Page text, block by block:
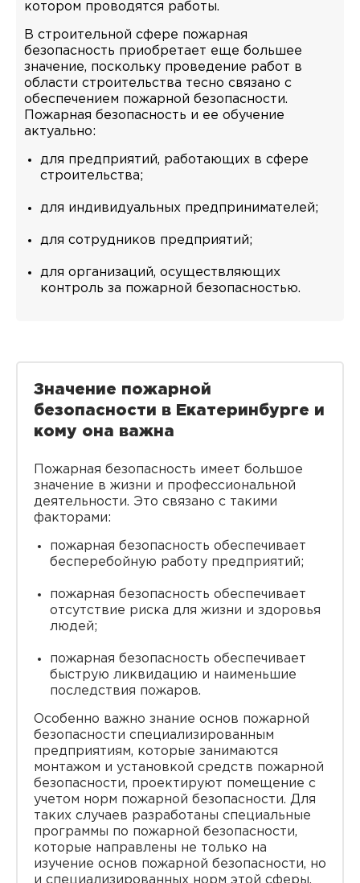
котором проводятся работы.
В строительной сфере пожарная
безопасность приобретает еще большее
значение, поскольку проведение работ в
области строительства тесно связано с
обеспечением пожарной безопасности.
Пожарная безопасность и ее обучение
актуально:
для предприятий, работающих в сфере
строительства;
для индивидуальных предпринимателей;
для сотрудников предприятий;
для организаций, осуществляющих
контроль за пожарной безопасностью.
Значение пожарной
безопасности в Екатеринбурге и
кому она важна
Пожарная безопасность имеет большое
значение в жизни и профессиональной
деятельности. Это связано с такими
факторами:
пожарная безопасность обеспечивает
бесперебойную работу предприятий;
пожарная безопасность обеспечивает
отсутствие риска для жизни и здоровья
людей;
пожарная безопасность обеспечивает
быструю ликвидацию и наименьшие
последствия пожаров.
Особенно важно знание основ пожарной
безопасности специализированным
предприятиям, которые занимаются
монтажом и установкой средств пожарной
безопасности, проектируют помещение с
учетом норм пожарной безопасности. Для
таких случаев разработаны специальные
программы по пожарной безопасности,
которые направлены не только на
изучение основ пожарной безопасности, но
и специализированных норм этой сферы.